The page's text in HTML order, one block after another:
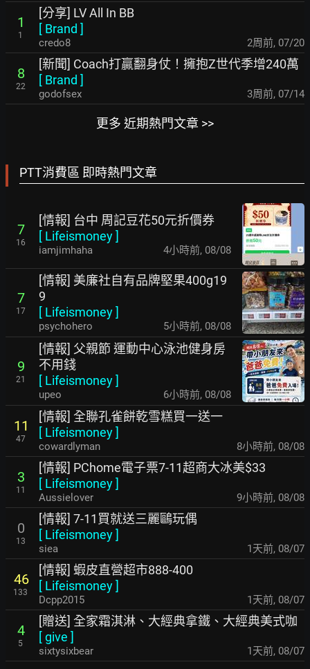
1
1
[分享] LV All In BB
[ Brand ]
credo8 2周前, 07/20
8
22
[新聞] Coach打贏翻身仗！擁抱Z世代季增240萬
[ Brand ]
godofsex 3周前, 07/14
更多 近期熱門文章 >>
PTT消費區 即時熱門文章
7
16
[情報] 台中 周記豆花50元折價券
[ Lifeismoney]
iamjimhaha 4小時前, 08/08
7
17
[情報] 美廉社自有品牌堅果400g19
9
[ Lifeismoney]
psychohero 5小時前, 08/08
9
21
[情報] 父親節 運動中心泳池健身房
不用錢
[ Lifeismoney]
upeo 6小時前, 08/08
11
47
[情報] 全聯孔雀餅乾雪糕買一送一
[ Lifeismoney]
cowardlyman 8小時前, 08/08
3
11
[情報] PChome電子票7-11超商大冰美$33
[ Lifeismoney]
Aussielover 9小時前, 08/08
0
13
[情報] 7-11買就送三麗鷗玩偶
[ Lifeismoney]
siea 1天前, 08/07
46
133
[情報] 蝦皮直營超市888-400
[ Lifeismoney]
Dcpp2015 1天前, 08/07
4
5
[贈送] 全家霜淇淋、大經典拿鐵、大經典美式咖
[give ]
sixtysixbear 1天前, 08/07